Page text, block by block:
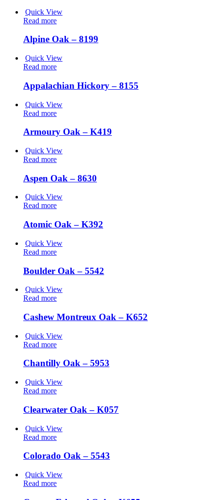
Quick View
Read more
Alpine Oak – 8199
Quick View
Read more
Appalachian Hickory – 8155
Quick View
Read more
Armoury Oak – K419
Quick View
Read more
Aspen Oak – 8630
Quick View
Read more
Atomic Oak – K392
Quick View
Read more
Boulder Oak – 5542
Quick View
Read more
Cashew Montreux Oak – K652
Quick View
Read more
Chantilly Oak – 5953
Quick View
Read more
Clearwater Oak – K057
Quick View
Read more
Colorado Oak – 5543
Quick View
Read more